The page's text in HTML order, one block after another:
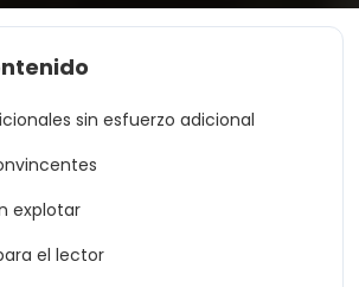
sin esfuerzo adicional
explotar
el lector